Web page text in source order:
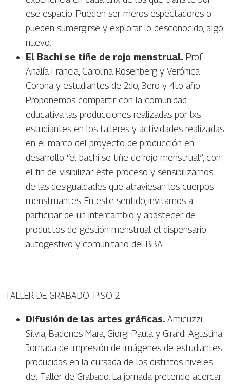
ese espacio. Pueden ser meros espectadores o
pueden sumergirse y explorar lo desconocido, algo
nuevo.
El Bachi se tiñe de rojo menstrual. Prof.
Analía Francia, Carolina Rosenberg y Verónica
Corona y estudiantes de 2do, 3ero y 4to año
Proponemos compartir con la comunidad
educativa las producciones realizadas por lxs
estudiantes en los talleres y actividades realizadas
en el marco del proyecto de producción en
desarrollo “el bachi se tiñe de rojo menstrual”, con
el fin de visibilizar este proceso y sensibilizarnos
de las desigualdades que atraviesan los cuerpos
menstruantes. En este sentido, invitamos a
participar de un intercambio y abastecer de
productos de gestión menstrual el dispensario
autogestivo y comunitario del BBA.
TALLER DE GRABADO: PISO 2
Difusión de las artes gráficas. Amicuzzi
Silvia, Badenes Mara, Giorgi Paula y Girardi Agustina
Jornada de impresión de imágenes de estudiantes
producidas en la cursada de los distintos niveles
del Taller de Grabado. La jornada pretende acercar